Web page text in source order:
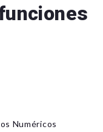
Numéricos